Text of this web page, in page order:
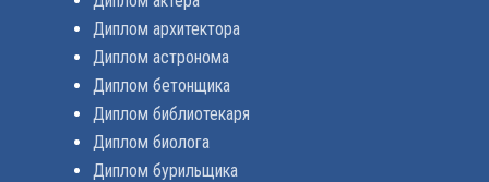
Диплом архитектора
Диплом астронома
Диплом бетонщика
Диплом библиотекаря
Диплом биолога
Диплом бурильщика